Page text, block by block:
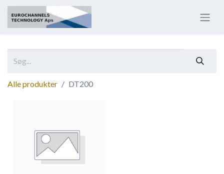
Alle produkter DT200